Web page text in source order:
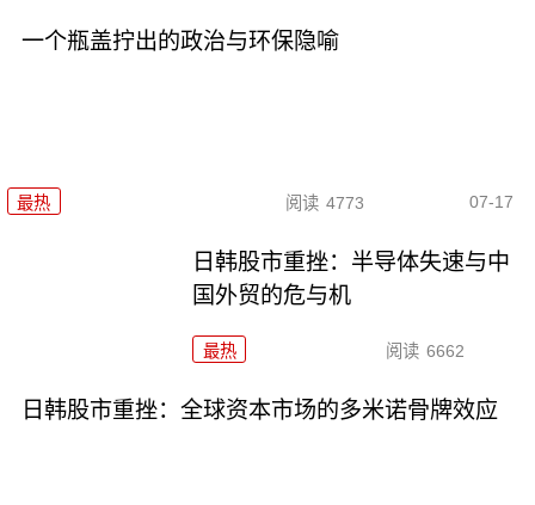
一个瓶盖拧出的政治与环保隐喻
最热 阅读 4773 07-17
日韩股市重挫：半导体失速与中
国外贸的危与机
最热 阅读 6662
日韩股市重挫：全球资本市场的多米诺骨牌效应